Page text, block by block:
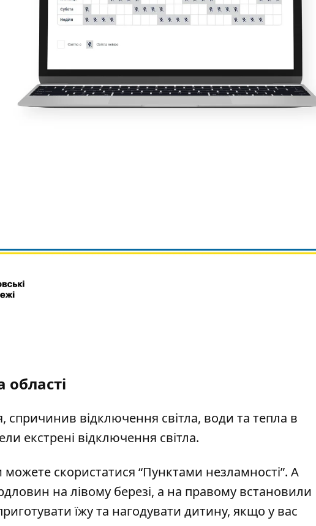
області
спричинив відключення світла, води та тепла в
екстрені відключення світла.
можете скористатися “Пунктами незламності”. А
на лівому березі, а на правому встановили
їжу та нагодувати дитину, якщо у вас